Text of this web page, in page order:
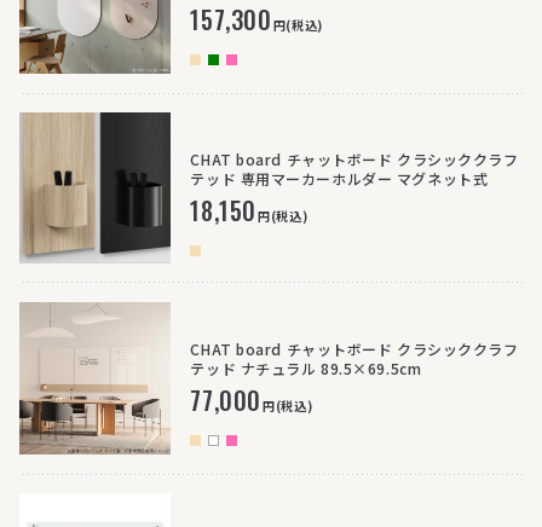
157,300円(税込)
CHAT board チャットボード クラシッククラフ
テッド 専用マーカーホルダー マグネット式
18,150円(税込)
CHAT board チャットボード クラシッククラフ
テッド ナチュラル 89.5×69.5cm
77,000円(税込)